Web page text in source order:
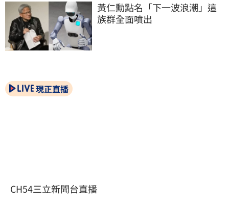
黃仁勳點名「下一波浪潮」這
族群全面噴出
現正直播
CH54三立新聞台直播